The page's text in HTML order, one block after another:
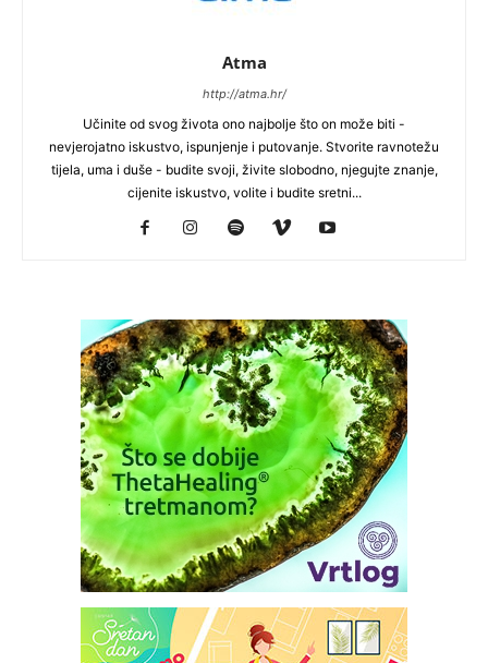
Atma
http://atma.hr/
Učinite od svog života ono najbolje što on može biti -
nevjerojatno iskustvo, ispunjenje i putovanje. Stvorite ravnotežu
tijela, uma i duše - budite svoji, živite slobodno, njegujte znanje,
cijenite iskustvo, volite i budite sretni...